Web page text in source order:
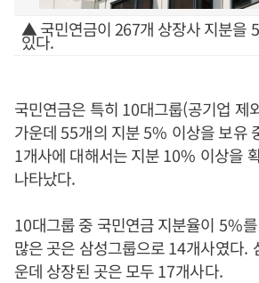
▲ 국민연금이 267개 상장사 지분을
있다.
국민연금은 특히 10대그룹(공기업 제
가운데55개의 지분5% 이상을 보유
1개사에 대해서는 지분10% 이상을
나타났다.
10대그룹 중 국민연금 지분율이 5%
많은 곳은 삼성그룹으로14개사였다.
운데 상장된 곳은 모두17개사다.